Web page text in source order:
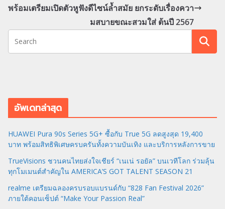
พร้อมเตรียมเปิดตัวหูฟังดีไซน์ล้ำสมัย ยกระดับเรื่องควา
มสบายขณะสวมใส่ ต้นปี 2567
อัพเดทล่าสุด
HUAWEI Pura 90s Series 5G+ ซื้อกับ True 5G ลดสูงสุด 19,400
บาท พร้อมสิทธิพิเศษครบครันทั้งความบันเทิง และบริการหลังการขาย
TrueVisions ชวนคนไทยส่งใจเชียร์ “เนเน่ รอยัล” บนเวทีโลก ร่วมลุ้น
ทุกโมเมนต์สำคัญใน AMERICA’S GOT TALENT SEASON 21
realme เตรียมฉลองครบรอบแบรนด์กับ “828 Fan Festival 2026”
ภายใต้คอนเซ็ปต์ “Make Your Passion Real”